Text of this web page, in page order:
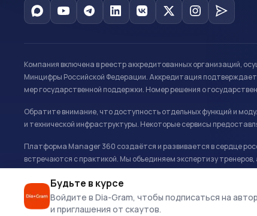
Будьте в курсе
Войдите в Dia-Gram, чтобы подписаться на
и приглашения от скаутов.
Компания включена в реестр аккредитованных организаций,
Минцифры Российской Федерации. Аккредитация
мер государственной поддержки. Номер решения о
Обратите внимание, что доступность отдельных функций и
и технической инфраструктуры. Некоторые сервисы
Платформа Manager 360 создаётся и развивается в сердце
встречаются с практикой. Мы объединяем экспертизу
развитию и управлению в спорте.
Офис: г. Москва, Олимпийский комплекс «Лужники», Большая